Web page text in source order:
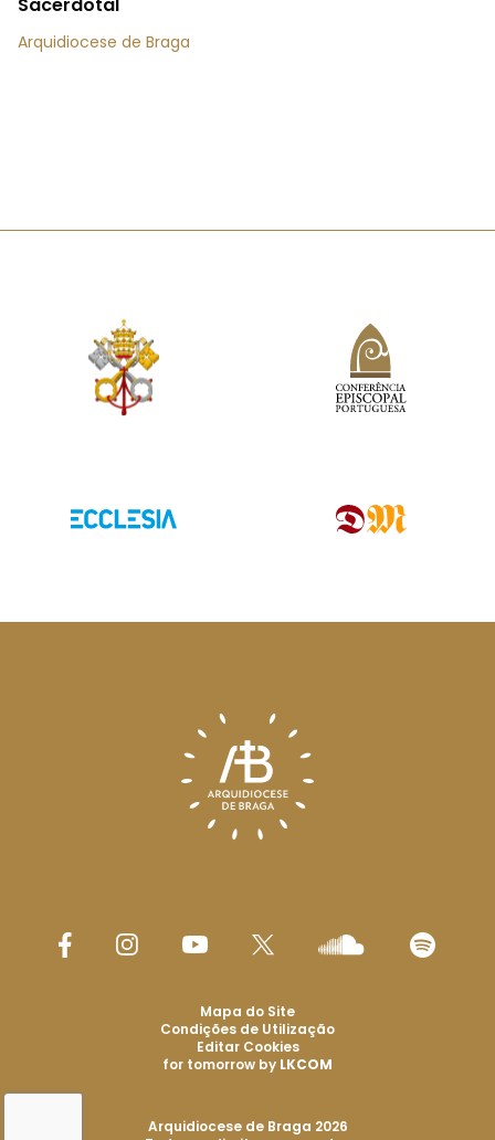
Sacerdotal
Arquidiocese de Braga
Arquidiocese de Braga 2026
Mapa do Site
Condições de Utilização
Editar Cookies
for tomorrow by LKCOM